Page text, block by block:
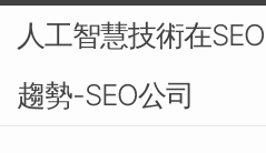
人工智慧技術在
趨勢-SEO公司